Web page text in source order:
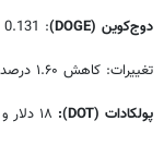
دوج‌کوین (DOGE)
: 0.131 دلار
تغییرات: کاهش ۱.۶۰ درصدی
پولکادات (DOT)
: